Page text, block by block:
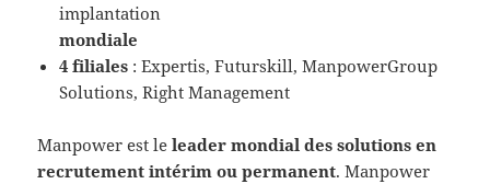
implantation
mondiale
4 filiales : Expertis, Futurskill, ManpowerGroup
Solutions, Right Management
Manpower est leleader mondial des solutions en
recrutement intérim ou permanent. Manpower